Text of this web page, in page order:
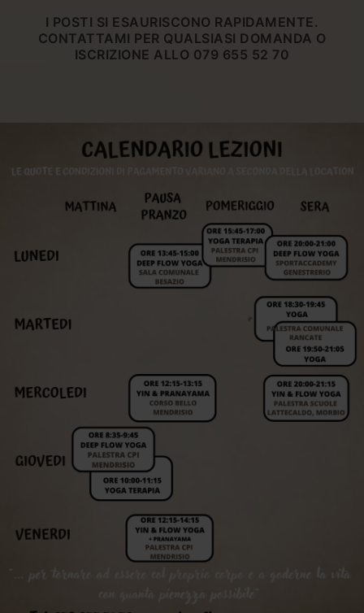
I POSTI SI ESAURISCONO RAPIDAMENTE.
CONTATTAMI PER QUALSIASI DOMANDA O
ISCRIZIONE ALLO 079 655 52 70